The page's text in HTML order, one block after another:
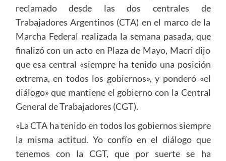
reclamado desde las dos centrales de
Trabajadores Argentinos (CTA) en el marco de la
Marcha Federal realizada la semana pasada, que
finalizó con un acto en Plaza de Mayo, Macri dijo
que esa central «siempre ha tenido una posición
extrema, en todos los gobiernos», y ponderó «el
diálogo» que mantiene el gobierno con la Central
General de Trabajadores (CGT).
«La CTA ha tenido en todos los gobiernos siempre
la misma actitud. Yo confío en el diálogo que
tenemos con la CGT, que por suerte se ha